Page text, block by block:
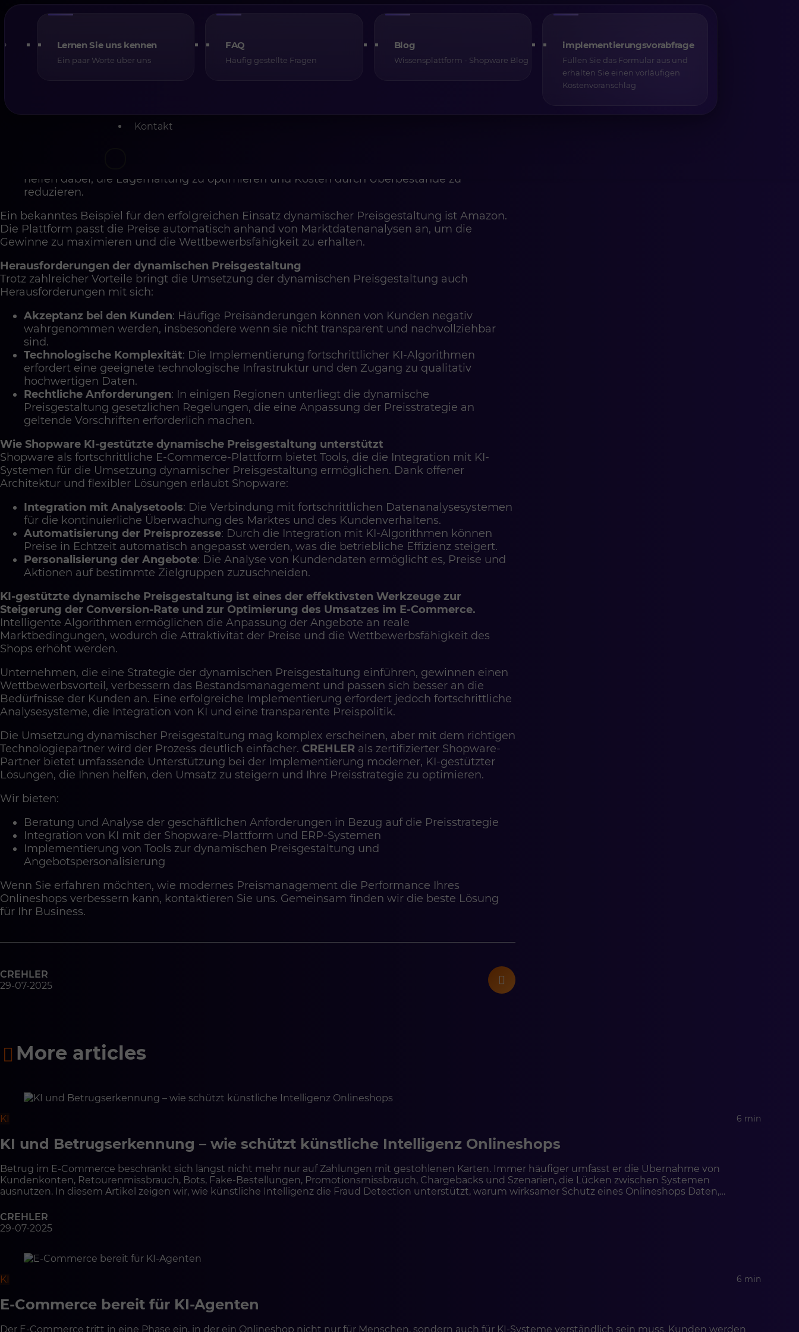
Lernen Sie uns kennen
Ein paar Worte über uns
FAQ
Häufig gestellte Fragen
Blog
Wissensplattform - Shopware Blog
implementierungsvorabfrage
Füllen Sie das Formular aus und
erhalten Sie einen vorläufigen
Kostenvoranschlag
Kontakt
Vorteile:
höchstmöglichen Umsatz zu erzielen und die Preiselastizität der Kunden zu
helfen dabei, die Lagerhaltung zu optimieren und Kosten durch Überbestände zu
reduzieren.
Ein bekanntes Beispiel für den erfolgreichen Einsatz dynamischer Preisgestaltung ist Amazon.
Die Plattform passt die Preise automatisch anhand von Marktdatenanalysen an, um die
Gewinne zu maximieren und die Wettbewerbsfähigkeit zu erhalten.
Herausforderungen der dynamischen Preisgestaltung
Trotz zahlreicher Vorteile bringt die Umsetzung der dynamischen Preisgestaltung auch
Herausforderungen mit sich:
Akzeptanz bei den Kunden: Häufige Preisänderungen können von Kunden negativ
wahrgenommen werden, insbesondere wenn sie nicht transparent und nachvollziehbar
sind.
Technologische Komplexität: Die Implementierung fortschrittlicher KI-Algorithmen
erfordert eine geeignete technologische Infrastruktur und den Zugang zu qualitativ
hochwertigen Daten.
Rechtliche Anforderungen: In einigen Regionen unterliegt die dynamische
Preisgestaltung gesetzlichen Regelungen, die eine Anpassung der Preisstrategie an
geltende Vorschriften erforderlich machen.
Wie Shopware KI-gestützte dynamische Preisgestaltung unterstützt
Shopware als fortschrittliche E-Commerce-Plattform bietet Tools, die die Integration mit KI-
Systemen für die Umsetzung dynamischer Preisgestaltung ermöglichen. Dank offener
Architektur und flexibler Lösungen erlaubt Shopware:
Integration mit Analysetools: Die Verbindung mit fortschrittlichen Datenanalysesystemen
für die kontinuierliche Überwachung des Marktes und des Kundenverhaltens.
Automatisierung der Preisprozesse: Durch die Integration mit KI-Algorithmen können
Preise in Echtzeit automatisch angepasst werden, was die betriebliche Effizienz steigert.
Personalisierung der Angebote: Die Analyse von Kundendaten ermöglicht es, Preise und
Aktionen auf bestimmte Zielgruppen zuzuschneiden.
KI-gestützte dynamische Preisgestaltung ist eines der effektivsten Werkzeuge zur
Steigerung der Conversion-Rate und zur Optimierung des Umsatzes im E-Commerce.
Intelligente Algorithmen ermöglichen die Anpassung der Angebote an reale
Marktbedingungen, wodurch die Attraktivität der Preise und die Wettbewerbsfähigkeit des
Shops erhöht werden.
Unternehmen, die eine Strategie der dynamischen Preisgestaltung einführen, gewinnen einen
Wettbewerbsvorteil, verbessern das Bestandsmanagement und passen sich besser an die
Bedürfnisse der Kunden an. Eine erfolgreiche Implementierung erfordert jedoch fortschrittliche
Analysesysteme, die Integration von KI und eine transparente Preispolitik.
Die Umsetzung dynamischer Preisgestaltung mag komplex erscheinen, aber mit dem richtigen
Technologiepartner wird der Prozess deutlich einfacher. CREHLER als zertifizierter Shopware-
Partner bietet umfassende Unterstützung bei der Implementierung moderner, KI-gestützter
Lösungen, die Ihnen helfen, den Umsatz zu steigern und Ihre Preisstrategie zu optimieren.
Wir bieten:
Beratung und Analyse der geschäftlichen Anforderungen in Bezug auf die Preisstrategie
Integration von KI mit der Shopware-Plattform und ERP-Systemen
Implementierung von Tools zur dynamischen Preisgestaltung und
Angebotspersonalisierung
Wenn Sie erfahren möchten, wie modernes Preismanagement die Performance Ihres
Onlineshops verbessern kann, kontaktieren Sie uns. Gemeinsam finden wir die beste Lösung
für Ihr Business.
CREHLER
29-07-2025
More articles
KI 6 min
KI und Betrugserkennung – wie schützt künstliche Intelligenz Onlineshops
Betrug im E-Commerce beschränkt sich längst nicht mehr nur auf Zahlungen mit gestohlenen Karten. Immer häufiger umfasst er die Übernahme von
Kundenkonten, Retourenmissbrauch, Bots, Fake-Bestellungen, Promotionsmissbrauch, Chargebacks und Szenarien, die Lücken zwischen Systemen
ausnutzen. In diesem Artikel zeigen wir, wie künstliche Intelligenz die Fraud Detection unterstützt, warum wirksamer Schutz eines Onlineshops Daten,
Sicherheitsarchitektur im E-Commerce werden kann.
CREHLER
29-07-2025
KI 6 min
E-Commerce bereit für KI-Agenten
Der E-Commerce tritt in eine Phase ein, in der ein Onlineshop nicht nur für Menschen, sondern auch für KI-Systeme verständlich sein muss. Kunden werden